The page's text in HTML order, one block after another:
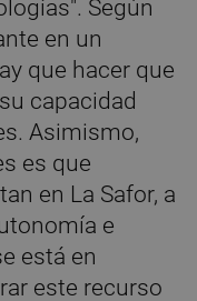
Según
en un
que hacer que
capacidad
Asimismo,
es que
en La Safor, a
e
está en
este recurso